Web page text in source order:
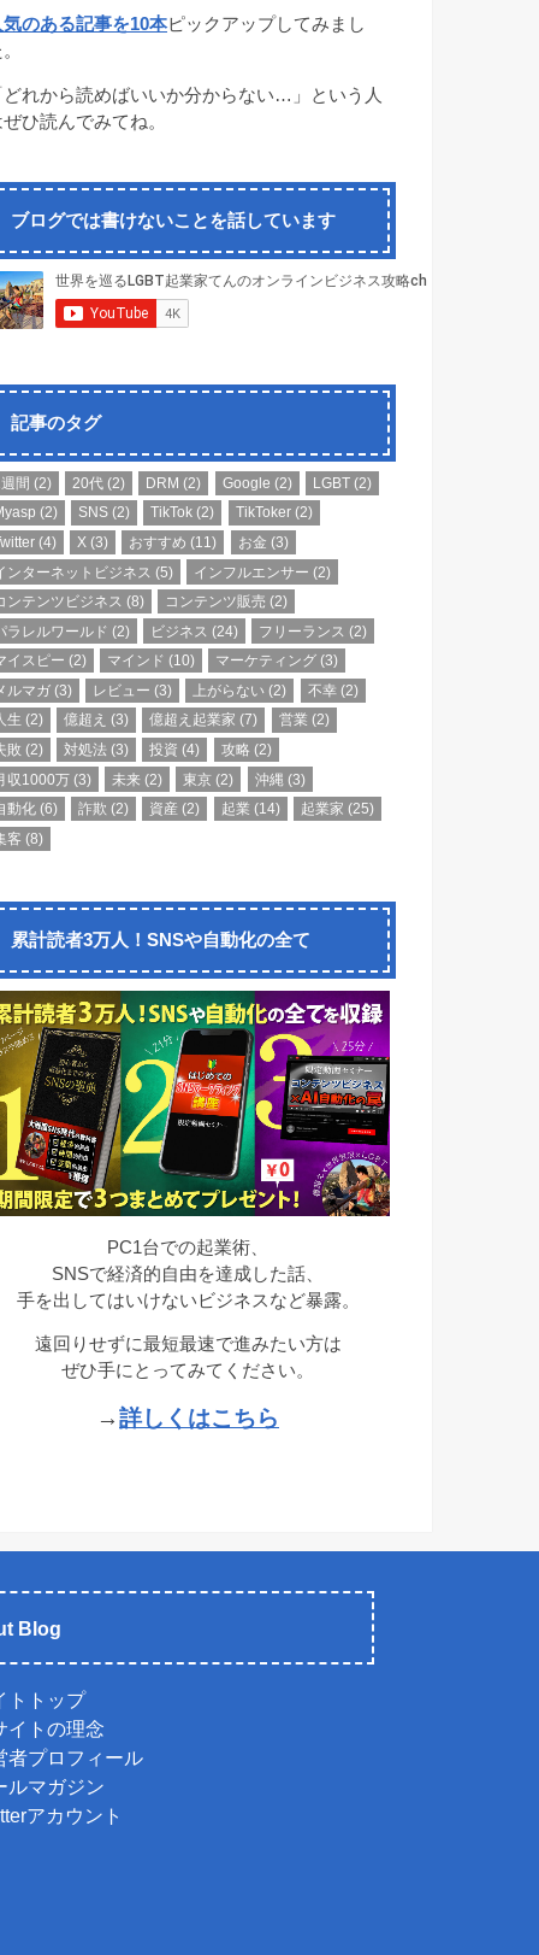
気のある記事を10本ピックアップしてみまし
どれから読めばいいか分からない…」という人
ひ読んでみてね。
ブログでは書けないことを話しています
記事のタグ
間 (2) 20代 (2) DRM (2) Google (2) LGBT(2)
(2) SNS (2) TikTok (2) TikToker(2)
(4) X (3) おすすめ (11) お金 (3)
ンターネットビジネス (5) インフルエンサー (2)
ンテンツビジネス (8) コンテンツ販売 (2)
ラレルワールド (2) ビジネス (24) フリーランス (2)
イスピー (2) マインド (10) マーケティング (3)
ルマガ (3) レビュー (3) 上がらない (2) 不幸(2)
生 (2) 億超え (3) 億超え起業家 (7) 営業 (2)
敗 (2) 対処法 (3) 投資 (4) 攻略 (2)
収1000万 (3) 未来 (2) 東京 (2) 沖縄 (3)
動化 (6) 詐欺 (2) 資産 (2) 起業 (14) 起業家 (25)
客 (8)
累計読者3万人！SNSや自動化の全て
PC1台での起業術、
SNSで経済的自由を達成した話、
手を出してはいけないビジネスなど暴露。
遠回りせずに最短最速で進みたい方は
ぜひ手にとってみてください。
→詳しくはこちら
Blog
トップ
トの理念
プロフィール
マガジン
アカウント